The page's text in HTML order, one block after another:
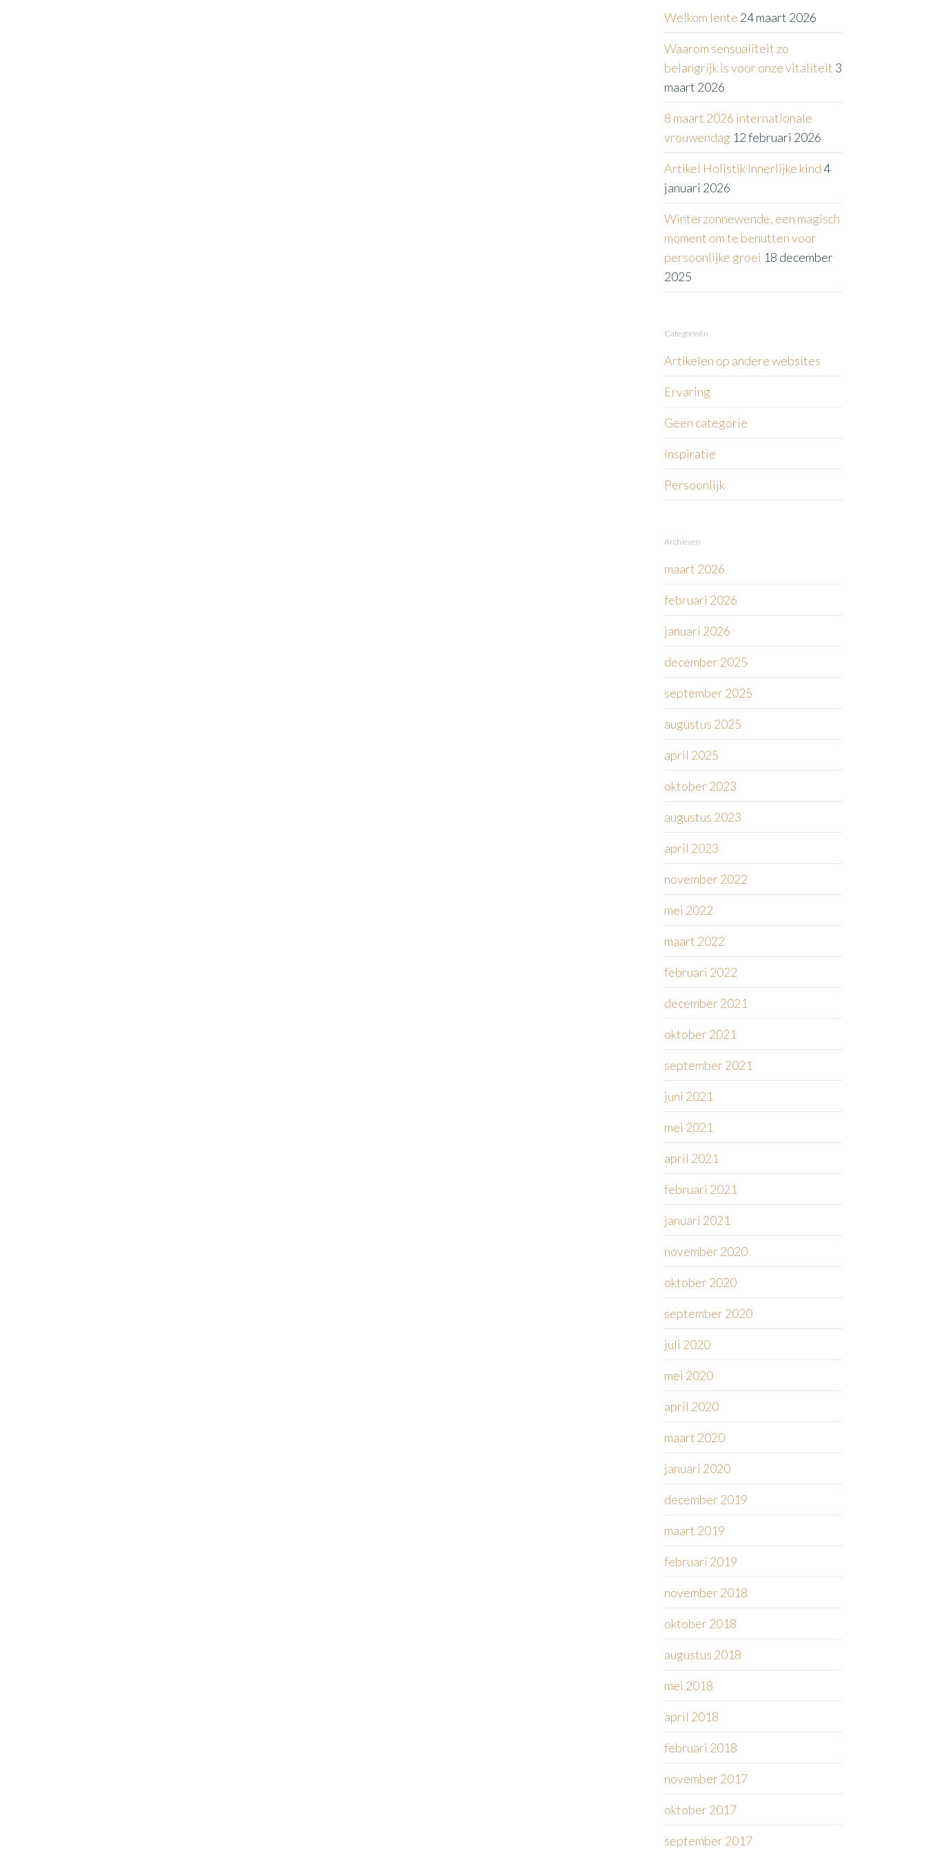
Welkom lente 24 maart 2026
Waarom sensualiteit zo
belangrijk is voor onze vitaliteit 3
maart 2026
8 maart 2026 internationale
vrouwendag 12 februari 2026
Artikel Holistik Innerlijke kind4
januari 2026
Winterzonnewende, een magisch
moment om te benutten voor
persoonlijke groei 18 december
2025
Categorieën
Artikelen op andere websites
Ervaring
Geen categorie
Inspiratie
Persoonlijk
Archieven
maart 2026
februari 2026
januari 2026
december 2025
september 2025
augustus 2025
april 2025
oktober 2023
augustus 2023
april 2023
november 2022
mei 2022
maart 2022
februari 2022
december 2021
oktober 2021
september 2021
juni 2021
mei 2021
april 2021
februari 2021
januari 2021
november 2020
oktober 2020
september 2020
juli 2020
mei 2020
april 2020
maart 2020
januari 2020
december 2019
maart 2019
februari 2019
november 2018
oktober 2018
augustus 2018
mei 2018
april 2018
februari 2018
november 2017
oktober 2017
september 2017